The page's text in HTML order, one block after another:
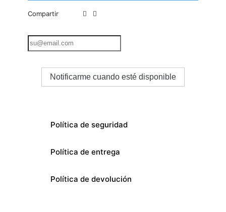
Compartir
Notificarme cuando esté disponible
Política de seguridad
Política de entrega
Política de devolución